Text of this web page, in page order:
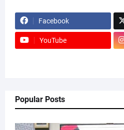
Facebook
YouTube
Popular Posts